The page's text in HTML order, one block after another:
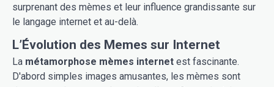
surprenant des mèmes et leur influence grandissante sur
le langage internet et au-delà.
L’Évolution des Memes sur Internet
La métamorphose mèmes internet est fascinante.
D'abord simples images amusantes, les mèmes sont